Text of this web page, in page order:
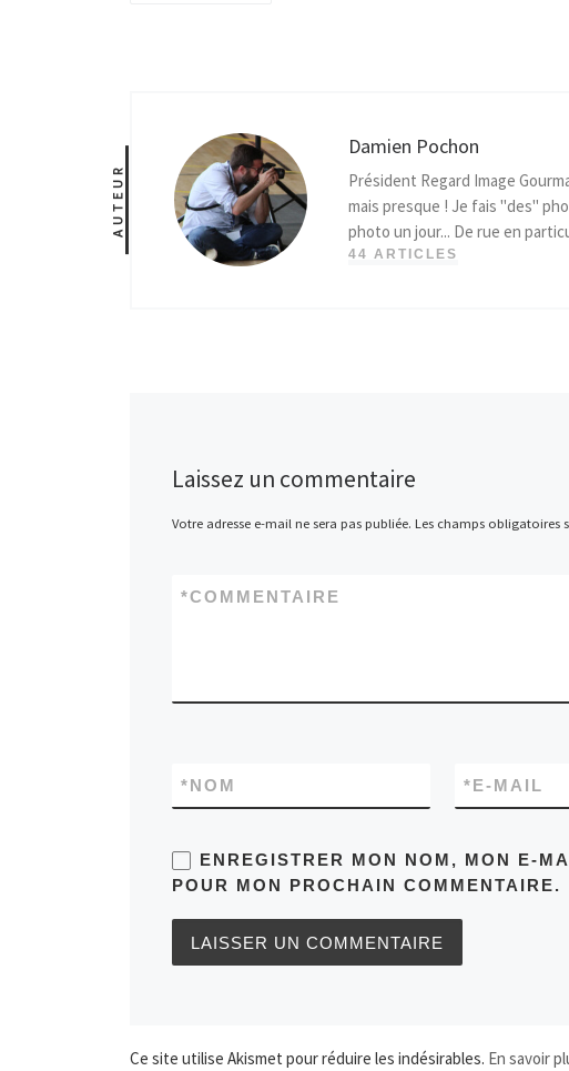
AUTEUR
Damien Pochon
Président Regard Image
mais presque ! Je fais "des"
photo un jour... De rue en
44 ARTICLES
Laissez un commentaire
Votre adresse e-mail ne sera pas publiée. Les champs obligatoires
COMMENTAIRE
*
NOM
* E-MAIL
*
ENREGISTRER MON NOM, MON E-
POUR MON PROCHAIN COMMENTAIRE.
Ce site utilise Akismet pour réduire les indésirables. En savoir